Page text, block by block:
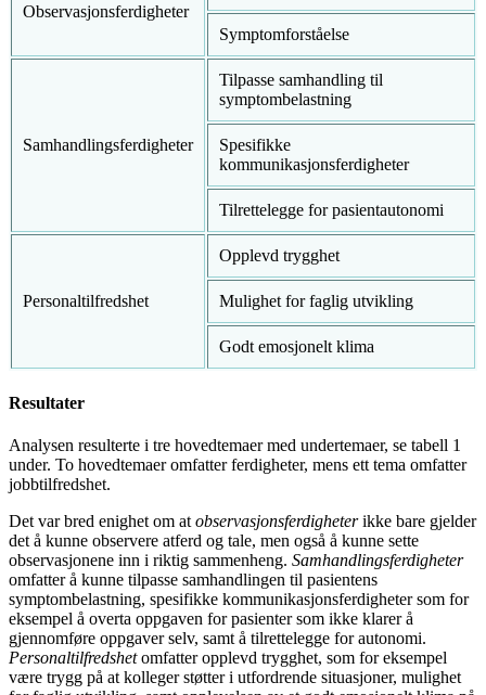
Observasjonsferdigheter
Symptomforståelse
Samhandlingsferdigheter
Tilpasse samhandling til
symptombelastning
Spesifikke
kommunikasjonsferdigheter
Tilrettelegge for pasientautonomi
Personaltilfredshet
Opplevd trygghet
Mulighet for faglig utvikling
Godt emosjonelt klima
Resultater
Analysen resulterte i tre hovedtemaer med undertemaer, se tabell 1
under. To hoved­temaer omfatter ferdigheter, mens ett tema omfatter
jobbtilfredshet.
Det var bred enighet om at observasjons­ferdigheterikke bare gjelder
det å kunne observere atferd og tale, men også å kunne sette
observasjonene inn i riktig sammenheng. Samhandlingsferdigheter
omfatter å kunne tilpasse samhandlingen til pasientens
symptombelastning, spesifikke kommunikasjonsferdigheter som for
eksempel å overta oppgaven for pasienter som ikke klarer å
gjennomføre oppgaver selv, samt å tilrettelegge for autonomi.
Personaltilfredshetomfatter opplevd trygghet, som for eksempel
være trygg på at kolleger støtter i utfordrende situasjoner, mulighet